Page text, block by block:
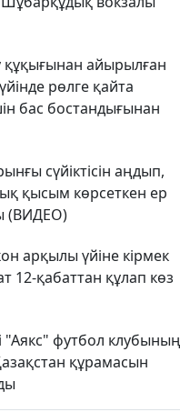
құқығынан айырылған
рөлге қайта
бас бостандығынан
сүйіктісін аңдып,
қысым көрсеткен ер
(ВИДЕО)
арқылы үйіне кірмек
12-қабаттан құлап көз
"Аякс" футбол клубының
құрамасын